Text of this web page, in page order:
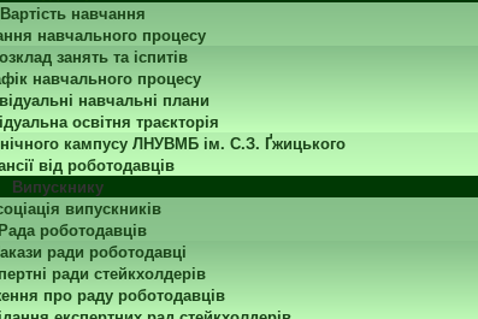
Вартість навчання
навчального процесу
занять та іспитів
навчального процесу
навчальні плани
освітня траєкторія
кампусу ЛНУВМБ ім. С.З. Ґжицького
від роботодавців
Випускнику
випускників
Рада роботодавців
ради роботодавці
ради стейкхолдерів
про раду роботодавців